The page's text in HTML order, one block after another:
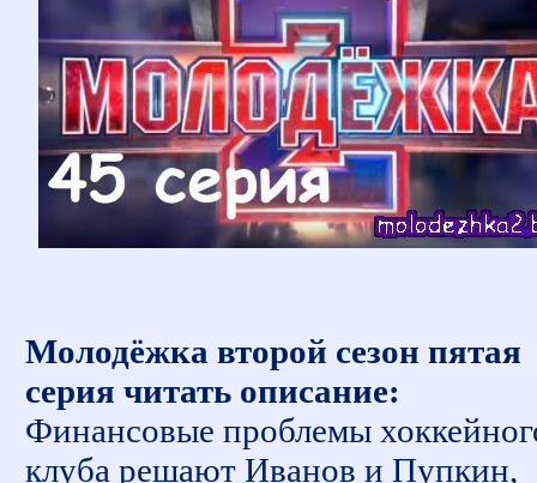
Молодёжка второй сезон пятая
серия читать описание:
Финансовые проблемы
клуба решают Иванов и Пупкин,